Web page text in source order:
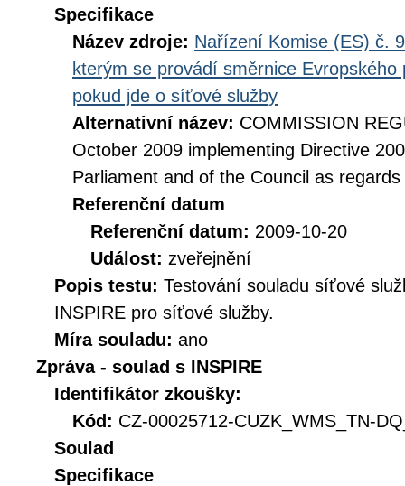
Specifikace
Název zdroje: Nařízení Komise (ES) č.
kterým se provádí směrnice
pokud jde o síťové služby
Alternativní název: COMMISSION
October 2009 implementing Directive
Parliament and of the Council as
Referenční datum
Referenční datum: 2009-10-20
Událost: zveřejnění
Popis testu: Testování souladu síťové
INSPIRE pro síťové služby.
Míra souladu: ano
Zpráva - soulad s INSPIRE
Identifikátor zkoušky:
Kód: CZ-00025712-CUZK_WMS_TN-
Soulad
Specifikace